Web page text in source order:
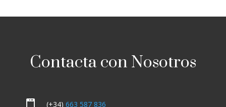
Contacta con Nosotros
(+34) 663 587 836